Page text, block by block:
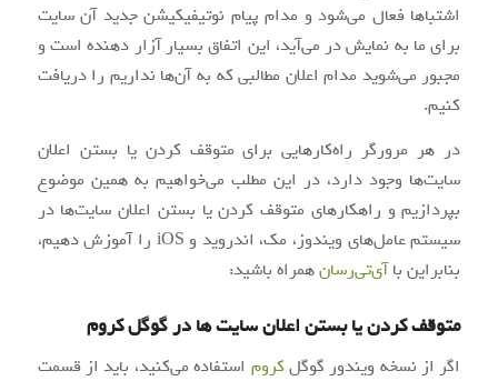
اشتباها فعال می‌شود و مدام پیام نوتیفیکیشن جدید آن سایت
برای ما به نمایش در می‌آید، این اتفاق بسیار آزار دهنده است و
مجبور می‌شوید مدام اعلان مطالبی که به آن‌ها نداریم را دریافت
کنیم.
در هر مرورگر راه‌کارهایی برای متوقف کردن یا بستن اعلان
سایت‌ها وجود دارد، در این مطلب می‌خواهیم به همین موضوع
بپردازیم و راهکارهای متوقف کردن یا بستن اعلان سایت‌ها در
سیستم عامل‌های ویندوز، مک، اندروید و iOS را آموزش دهیم،
بنابراین باآی‌تی‌رسانهمراه باشید:
متوقف کردن یا بستن اعلان سایت ها در گوگل کروم
اگر از نسخه ویندور گوگلکروم استفاده می‌کنید، باید از قسمت